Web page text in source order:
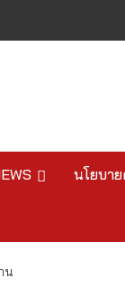
นโยบา
น